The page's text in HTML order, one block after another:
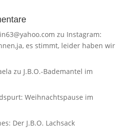
zu Instagram:
es stimmt, leider haben wir
zu J.B.O.-Bademantel im
Weihnachtspause im
Der J.B.O. Lachsack